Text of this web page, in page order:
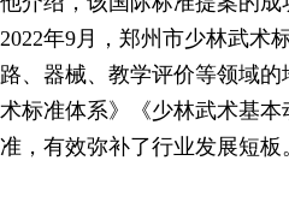
2022年9月，郑州市少林武术
路、器械、教学评价等领域
术标准体系》《少林武术基
准，有效弥补了行业发展短板